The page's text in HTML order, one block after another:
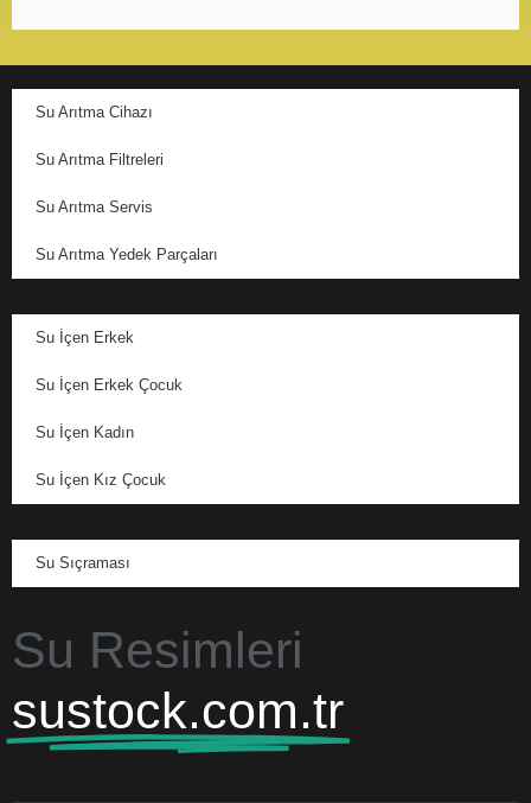
Su Arıtma Cihazı
Su Arıtma Filtreleri
Su Arıtma Servis
Su Arıtma Yedek Parçaları
Su İçen Erkek
Su İçen Erkek Çocuk
Su İçen Kadın
Su İçen Kız Çocuk
Su Sıçraması
Su Resimleri
sustock.com.tr